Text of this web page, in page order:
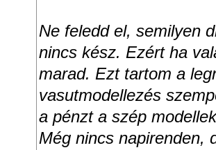
Ne feledd el, semilyen
nincs kész. Ezért ha
marad. Ezt tartom a
vasutmodellezés
a pénzt a szép
Még nincs napirenden,